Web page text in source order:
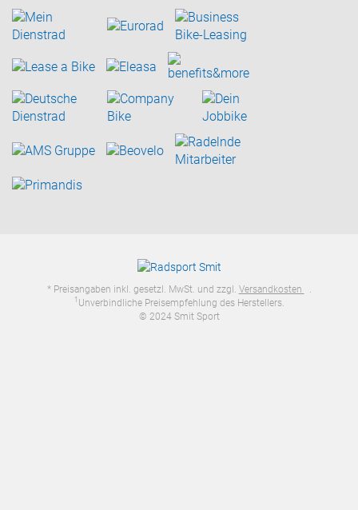
* Preisangaben inkl. gesetzl. MwSt. und zzgl. Versandkosten .
1 Unverbindliche Preisempfehlung des Herstellers.
© 2024 Smit Sport